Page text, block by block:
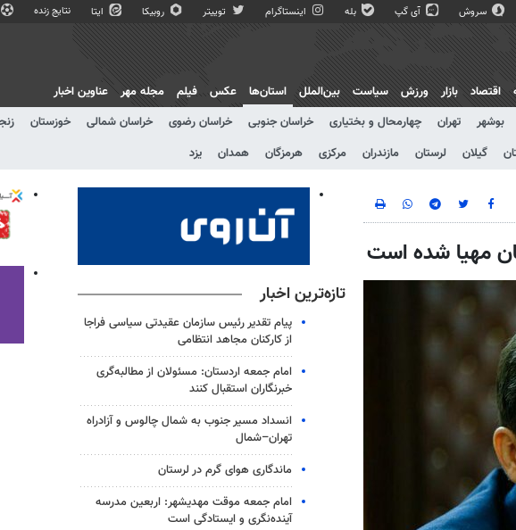
سروش آی گپ بله اینستاگرام توییتر روبیکا ایتا نتایج زنده
اقتصاد بازار ورزش سیاست بین‌الملل
استان‌ها
بوشهر تهران چهارمحال و بختیاری خراسان جنوبی خراسان رضوی خراسان شمالی خوزستان
گیلان لرستان مازندران مرکزی هرمزگان همدان یزد
عکس فیلم مجله مهر عناوین اخبار
مهیا شده است
تازه‌ترین اخبار
پیام تقدیر رئیس سازمان عقیدتی سیاسی فراجا
از کارکنان مجاهد انتظامی
امام جمعه اردستان: مسئولان از مطالبه‌گری
خبرنگاران استقبال کنند
انسداد مسیر جنوب به شمال چالوس و آزادراه
تهران–شمال
ماندگاری هوای گرم در لرستان
امام جمعه موقت مهدیشهر: اربعین مدرسه
آینده‌نگری و ایستادگی است